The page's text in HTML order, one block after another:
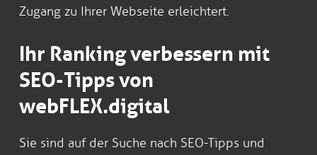
Zugang zu Ihrer Webseite erleichtert.
Ihr Ranking verbessern mit
SEO-Tipps von
webFLEX.digital
Sie sind auf der Suche nach SEO-Tipps und